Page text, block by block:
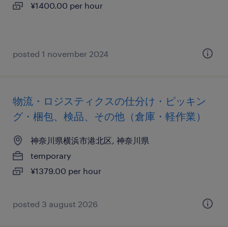
¥1400.00 per hour
posted 1 november 2024
物流・ロジスティクスの仕分け・ピッキン
グ・梱包、検品、その他（倉庫・軽作業）
神奈川県横浜市港北区, 神奈川県
temporary
¥1379.00 per hour
posted 3 august 2026